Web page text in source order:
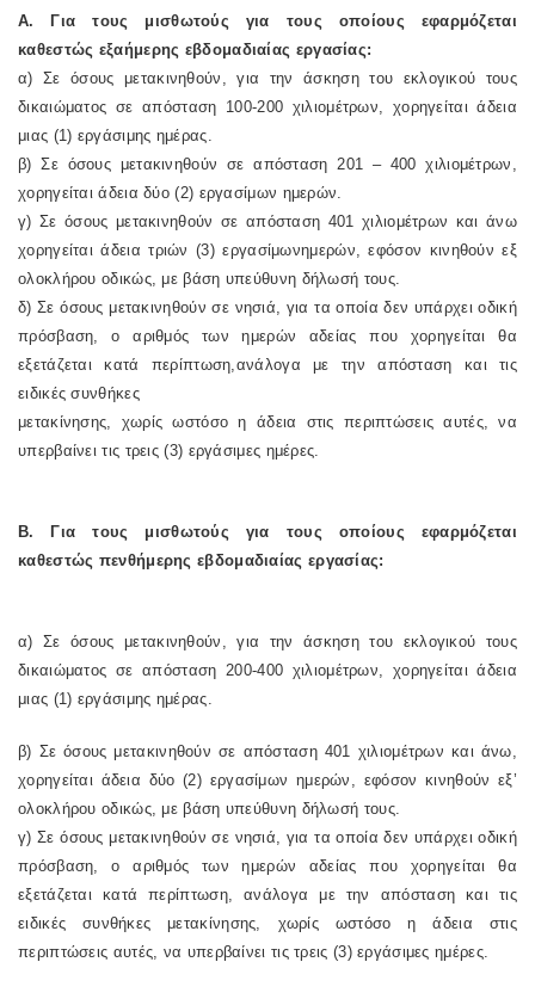
Α. Για τους μισθωτούς για τους οποίους εφαρμόζεται
καθεστώς εξαήμερης εβδομαδιαίας εργασίας:
α) Σε όσους μετακινηθούν, για την άσκηση του εκλογικού τους
δικαιώματος σε απόσταση 100-200 χιλιομέτρων, χορηγείται άδεια
μιας (1) εργάσιμης ημέρας.
β) Σε όσους μετακινηθούν σε απόσταση 201 – 400 χιλιομέτρων,
χορηγείται άδεια δύο (2) εργασίμων ημερών.
γ) Σε όσους μετακινηθούν σε απόσταση 401 χιλιομέτρων και άνω
χορηγείται άδεια τριών (3) εργασίμωνημερών, εφόσον κινηθούν εξ
ολοκλήρου οδικώς, με βάση υπεύθυνη δήλωσή τους.
δ) Σε όσους μετακινηθούν σε νησιά, για τα οποία δεν υπάρχει οδική
πρόσβαση, ο αριθμός των ημερών αδείας που χορηγείται θα
εξετάζεται κατά περίπτωση,ανάλογα με την απόσταση και τις
ειδικές συνθήκες
μετακίνησης, χωρίς ωστόσο η άδεια στις περιπτώσεις αυτές, να
υπερβαίνει τις τρεις (3) εργάσιμες ημέρες.
Β. Για τους μισθωτούς για τους οποίους εφαρμόζεται
καθεστώς πενθήμερης εβδομαδιαίας εργασίας:
α) Σε όσους μετακινηθούν, για την άσκηση του εκλογικού τους
δικαιώματος σε απόσταση 200-400 χιλιομέτρων, χορηγείται άδεια
μιας (1) εργάσιμης ημέρας.
β) Σε όσους μετακινηθούν σε απόσταση 401 χιλιομέτρων και άνω,
χορηγείται άδεια δύο (2) εργασίμων ημερών, εφόσον κινηθούν εξ’
ολοκλήρου οδικώς, με βάση υπεύθυνη δήλωσή τους.
γ) Σε όσους μετακινηθούν σε νησιά, για τα οποία δεν υπάρχει οδική
πρόσβαση, ο αριθμός των ημερών αδείας που χορηγείται θα
εξετάζεται κατά περίπτωση, ανάλογα με την απόσταση και τις
ειδικές συνθήκες μετακίνησης, χωρίς ωστόσο η άδεια στις
περιπτώσεις αυτές, να υπερβαίνει τις τρεις (3) εργάσιμες ημέρες.